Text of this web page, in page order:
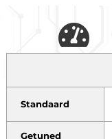
Standaard
Getuned